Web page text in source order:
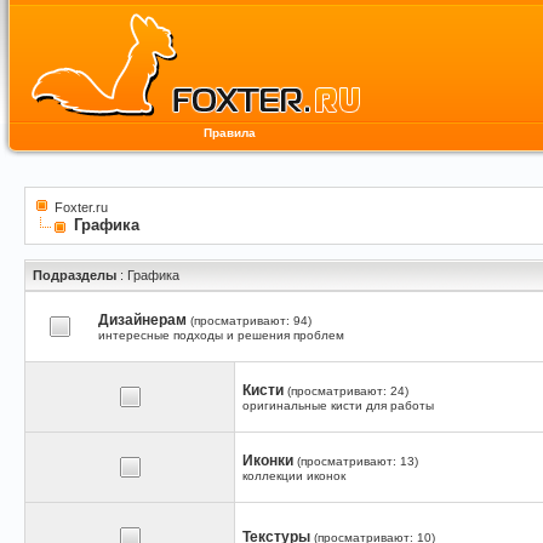
Правила
Foxter.ru
Графика
Подразделы : Графика
Дизайнерам (просматривают: 94)
интересные подходы и решения проблем
Кисти (просматривают: 24)
оригинальные кисти для работы
Иконки (просматривают: 13)
коллекции иконок
Текстуры (просматривают: 10)